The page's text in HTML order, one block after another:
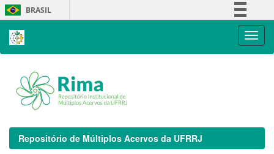
Skip
navigation
BRASIL
Repositório de Múltiplos Acervos da UFRRJ